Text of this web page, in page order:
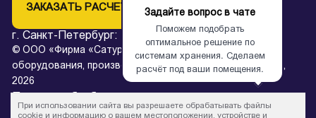
Задайте вопрос в чате
Поможем подобрать
оптимальное решение по
системам хранения. Сделаем
расчёт под ваши помещения.
ЗАКАЗАТЬ РАСЧЕТ
г. Санкт-Петербург: +7 (812) 241-62-66
© ООО «Фирма «Сатурн» — завод архивного
оборудования, производство металлических стеллажей,
2026
Политика обработки персональных данных
* Все цены на сайте в процессе обновления и не являются
При использовании сайта вы разрешаете обрабатывать файлы
cookie и информацию о вашем местоположении, устройстве и